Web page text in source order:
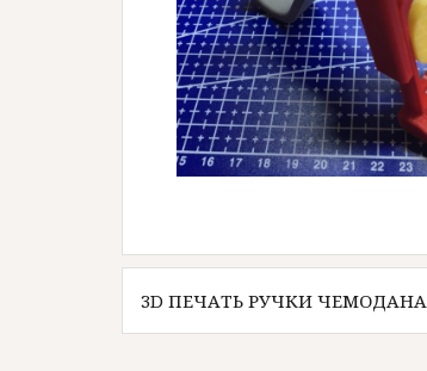
Навигация
по
3D ПЕЧАТЬ РУЧКИ ЧЕМОДАНА